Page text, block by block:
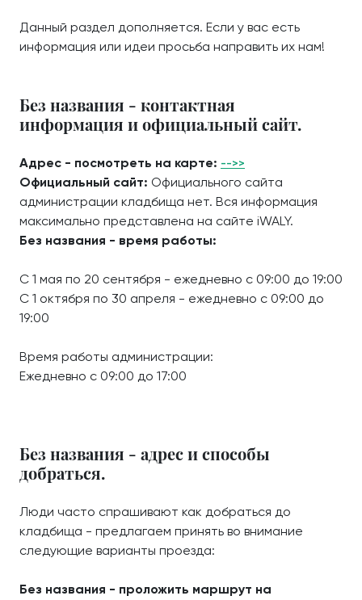
Данный раздел дополняется. Если у вас есть
информация или идеи просьба направить их нам!
Без названия - контактная
информация и официальный сайт.
Адрес - посмотреть на карте: -->>
Официальный сайт: Официального сайта
администрации кладбища нет. Вся информация
максимально представлена на сайте iWALY.
Без названия - время работы:
С 1 мая по 20 сентября - ежедневно с 09:00 до 19:00
С 1 октября по 30 апреля - ежедневно с 09:00 до
19:00
Время работы администрации:
Ежедневно с 09:00 до 17:00
Без названия - адрес и способы
добраться.
Люди часто спрашивают как добраться до
кладбища - предлагаем принять во внимание
следующие варианты проезда:
Без названия - проложить маршрут на